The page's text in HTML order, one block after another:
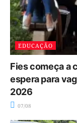
EDUCAÇÃO
Fies começa a
espera para
2026
07/08